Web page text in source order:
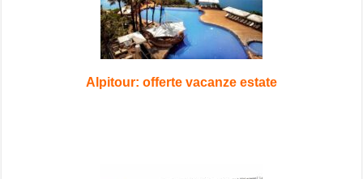
Alpitour: offerte vacanze estate